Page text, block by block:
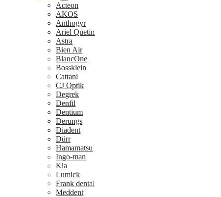
Acteon
AKOS
Anthogyr
Ariel Quetin
Astra
Bien Air
BlancOne
Bossklein
Cattani
CJ Optik
Degrek
Denfil
Dentium
Derungs
Diadent
Dürr
Hamamatsu
Ingo-man
Kia
Lumick
Frank dental
Meddent